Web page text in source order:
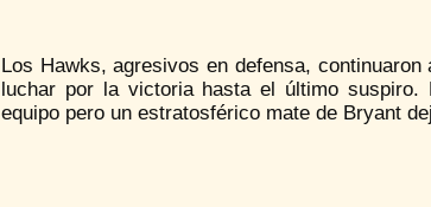
Los Hawks, agresivos en defensa,
luchar por la victoria hasta el último
equipo pero un estratosférico mate de Bryant